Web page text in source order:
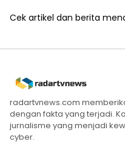
Cek artikel dan berita
radartvnews.com
dengan fakta yang terjadi.
jurnalisme yang menjadi
cyber.